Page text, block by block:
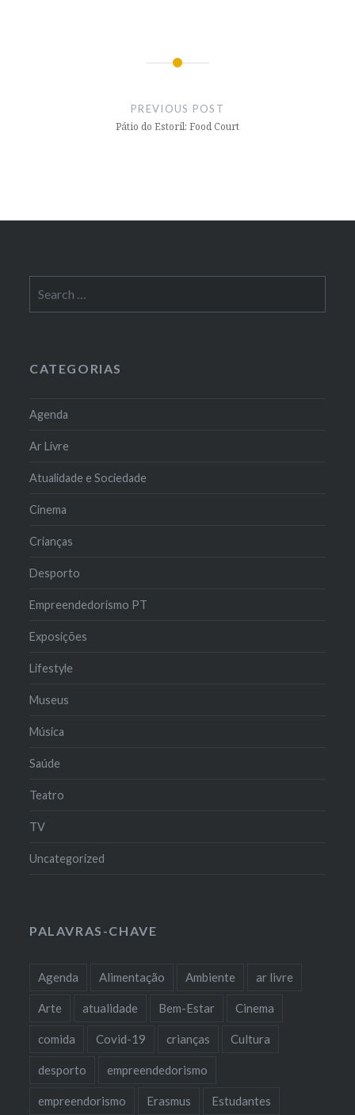
PREVIOUS POST
Pátio do Estoril: Food Court
for:
CATEGORIAS
Agenda
Ar Livre
Atualidade e Sociedade
Cinema
Crianças
Desporto
Empreendedorismo PT
Exposições
Lifestyle
Museus
Música
Saúde
Teatro
TV
Uncategorized
PALAVRAS-CHAVE
Agenda Alimentação Ambiente ar livre
Arte atualidade Bem-Estar Cinema
comida Covid-19 crianças Cultura
desporto empreendedorismo
empreendorismo Erasmus Estudantes